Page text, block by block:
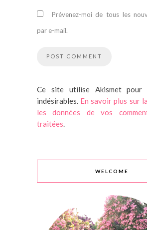
Prévenez-moi de tous les
par e-mail.
Ce site utilise Akismet pour
indésirables. En savoir plus sur
les données de vos
traitées.
WELCOME